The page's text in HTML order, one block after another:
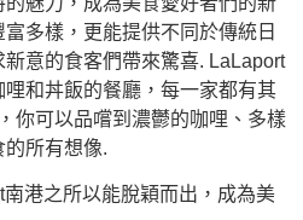
多樣，更能提供不同於傳統日
意的食客們帶來驚喜. LaLaport
和丼飯的餐廳，每一家都有其
你可以品嚐到濃鬱的咖哩、多樣
所有想像.
港之所以能脫穎而出，成為美